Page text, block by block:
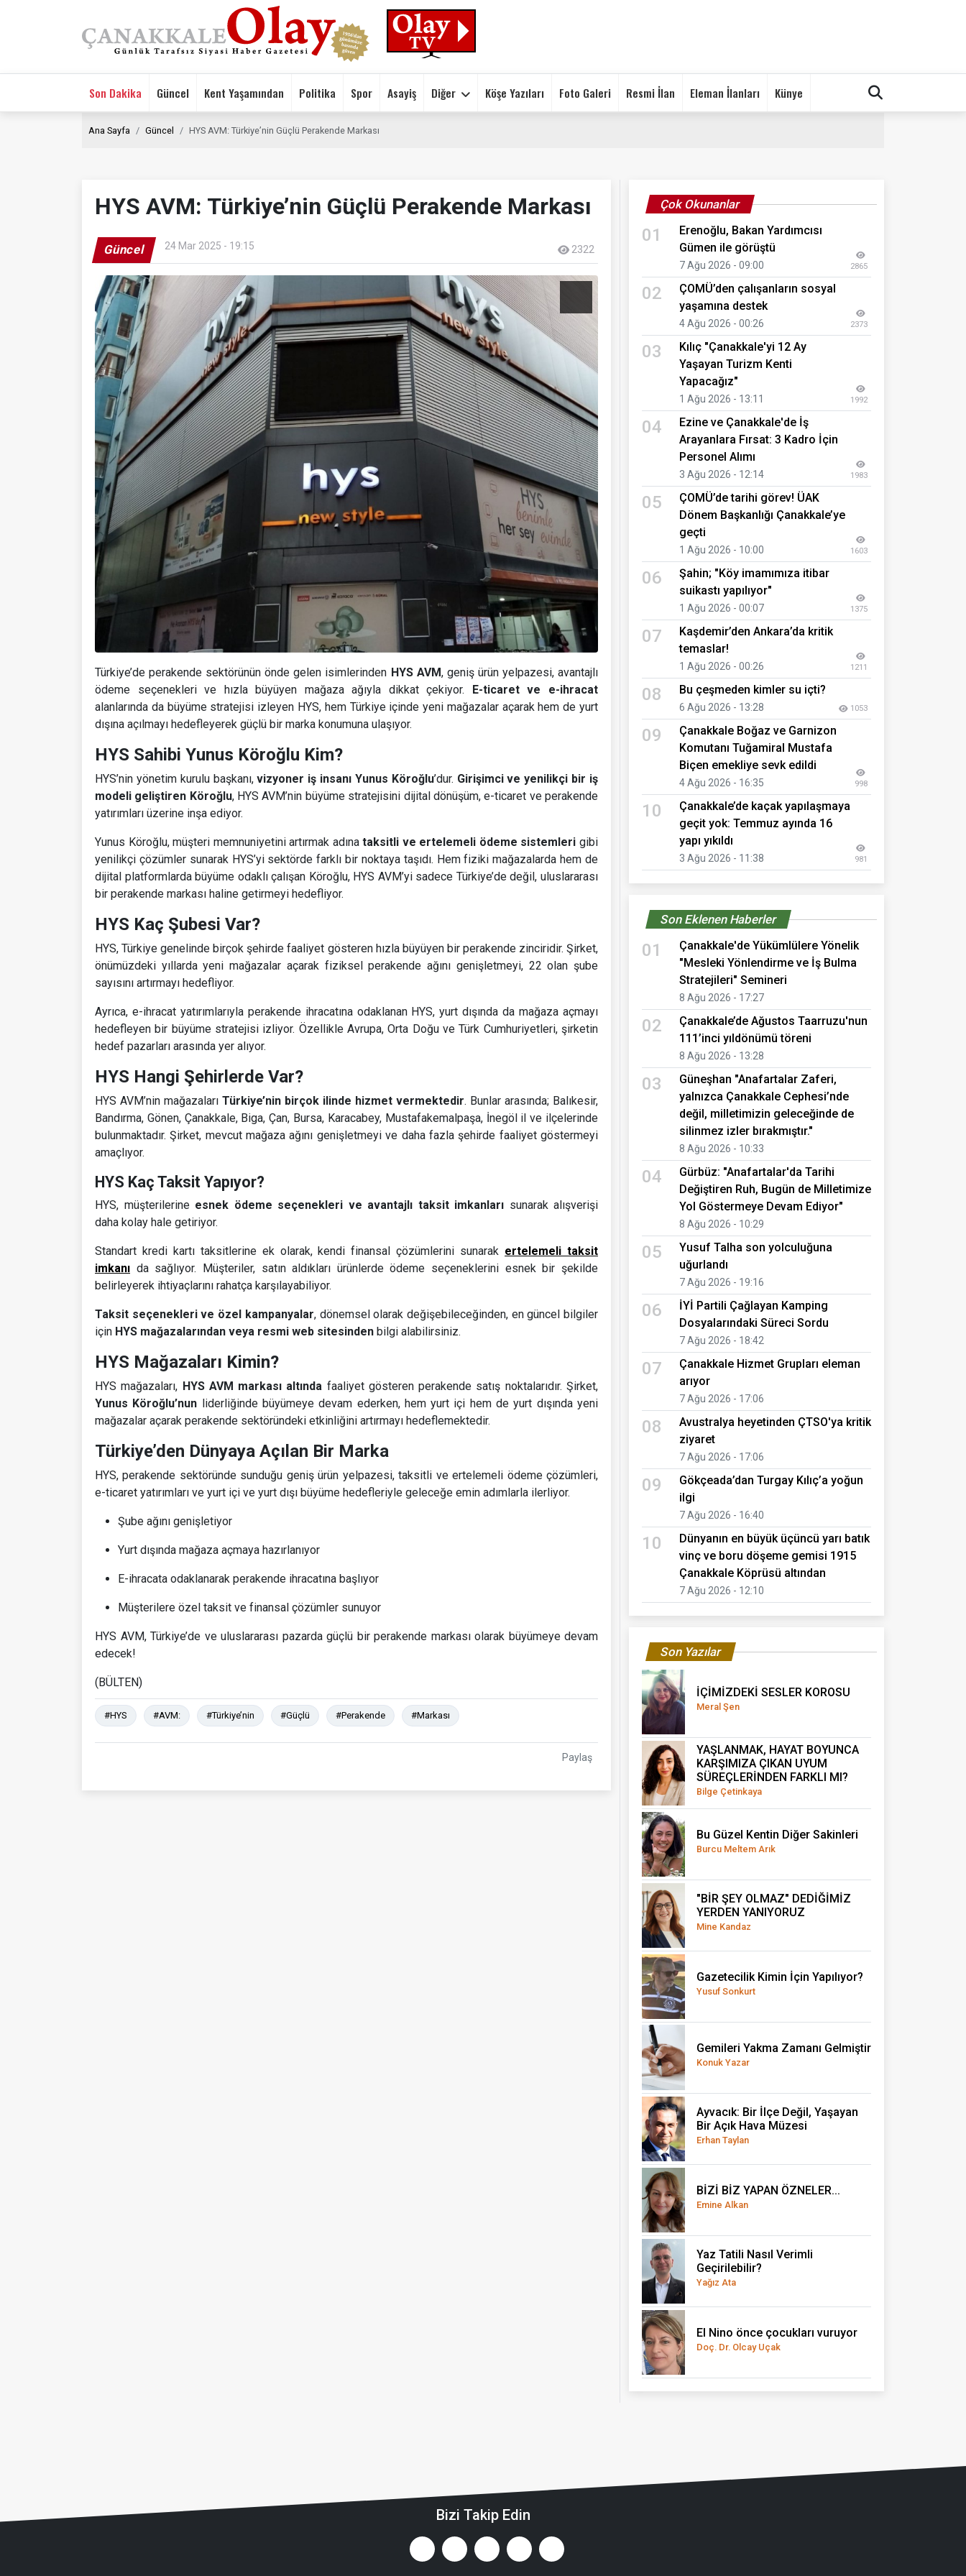
Son Dakika Güncel Kent Yaşamından Politika Spor Asayiş Diğer Köşe Yazıları Foto Galeri Resmi İlan Eleman İlanları Künye
Ana Sayfa Güncel HYS AVM: Türkiye’nin Güçlü Perakende Markası
HYS AVM: Türkiye’nin Güçlü Perakende Markası
Güncel 24 Mar 2025 - 19:15 2322
Türkiye’de perakende sektörünün önde gelen isimlerinden HYS AVM, geniş ürün yelpazesi, avantajlı
ödeme seçenekleri ve hızla büyüyen mağaza ağıyla dikkat çekiyor. E-ticaret ve e-ihracat
alanlarında da büyüme stratejisi izleyen HYS, hem Türkiye içinde yeni mağazalar açarak hem de yurt
dışına açılmayı hedefleyerek güçlü bir marka konumuna ulaşıyor.
HYS Sahibi Yunus Köroğlu Kim?
HYS’nin yönetim kurulu başkanı,vizyoner iş insanı Yunus Köroğlu’dur. Girişimci ve yenilikçi bir iş
modeli geliştiren Köroğlu, HYS AVM’nin büyüme stratejisini dijital dönüşüm, e-ticaret ve perakende
yatırımları üzerine inşa ediyor.
Yunus Köroğlu, müşteri memnuniyetini artırmak adınataksitli ve ertelemeli ödeme sistemleri gibi
yenilikçi çözümler sunarak HYS’yi sektörde farklı bir noktaya taşıdı. Hem fiziki mağazalarda hem de
dijital platformlarda büyüme odaklı çalışan Köroğlu, HYS AVM’yi sadece Türkiye’de değil, uluslararası
bir perakende markası haline getirmeyi hedefliyor.
HYS Kaç Şubesi Var?
HYS, Türkiye genelinde birçok şehirde faaliyet gösteren hızla büyüyen bir perakende zinciridir. Şirket,
önümüzdeki yıllarda yeni mağazalar açarak fiziksel perakende ağını genişletmeyi, 22 olan şube
sayısını artırmayı hedefliyor.
Ayrıca, e-ihracat yatırımlarıyla perakende ihracatına odaklanan HYS, yurt dışında da mağaza açmayı
hedefleyen bir büyüme stratejisi izliyor. Özellikle Avrupa, Orta Doğu ve Türk Cumhuriyetleri, şirketin
hedef pazarları arasında yer alıyor.
HYS Hangi Şehirlerde Var?
HYS AVM’nin mağazaları Türkiye’nin birçok ilinde hizmet vermektedir. Bunlar arasında; Balıkesir,
Bandırma, Gönen, Çanakkale, Biga, Çan, Bursa, Karacabey, Mustafakemalpaşa, İnegöl il ve ilçelerinde
bulunmaktadır. Şirket, mevcut mağaza ağını genişletmeyi ve daha fazla şehirde faaliyet göstermeyi
amaçlıyor.
HYS Kaç Taksit Yapıyor?
HYS, müşterilerine esnek ödeme seçenekleri ve avantajlı taksit imkanları sunarak alışverişi
daha kolay hale getiriyor.
Standart kredi kartı taksitlerine ek olarak, kendi finansal çözümlerini sunarak ertelemeli taksit
imkanı da sağlıyor. Müşteriler, satın aldıkları ürünlerde ödeme seçeneklerini esnek bir şekilde
belirleyerek ihtiyaçlarını rahatça karşılayabiliyor.
Taksit seçenekleri ve özel kampanyalar, dönemsel olarak değişebileceğinden, en güncel bilgiler
için HYS mağazalarından veya resmi web sitesinden bilgi alabilirsiniz.
HYS Mağazaları Kimin?
HYS mağazaları, HYS AVM markası altında faaliyet gösteren perakende satış noktalarıdır. Şirket,
Yunus Köroğlu’nun liderliğinde büyümeye devam ederken, hem yurt içi hem de yurt dışında yeni
mağazalar açarak perakende sektöründeki etkinliğini artırmayı hedeflemektedir.
Türkiye’den Dünyaya Açılan Bir Marka
HYS, perakende sektöründe sunduğu geniş ürün yelpazesi, taksitli ve ertelemeli ödeme çözümleri,
e-ticaret yatırımları ve yurt içi ve yurt dışı büyüme hedefleriyle geleceğe emin adımlarla ilerliyor.
Şube ağını genişletiyor
Yurt dışında mağaza açmaya hazırlanıyor
E-ihracata odaklanarak perakende ihracatına başlıyor
Müşterilere özel taksit ve finansal çözümler sunuyor
HYS AVM, Türkiye’de ve uluslararası pazarda güçlü bir perakende markası olarak büyümeye devam
edecek!
(BÜLTEN)
#HYS #AVM: #Türkiye’nin #Güçlü #Perakende #Markası
Paylaş
Çok Okunanlar
01
Erenoğlu, Bakan Yardımcısı
Gümen ile görüştü
7 Ağu 2026 - 09:00 2865
02
ÇOMÜ’den çalışanların sosyal
yaşamına destek
4 Ağu 2026 - 00:26 2373
03
Kılıç "Çanakkale'yi 12 Ay
Yaşayan Turizm Kenti
Yapacağız"
1 Ağu 2026 - 13:11 1992
04
Ezine ve Çanakkale'de İş
Arayanlara Fırsat: 3 Kadro İçin
Personel Alımı
3 Ağu 2026 - 12:14 1983
05
ÇOMÜ’de tarihi görev! ÜAK
Dönem Başkanlığı Çanakkale’ye
geçti
1 Ağu 2026 - 10:00 1603
06
Şahin; "Köy imamımıza itibar
suikastı yapılıyor"
1 Ağu 2026 - 00:07 1375
07
Kaşdemir’den Ankara’da kritik
temaslar!
1 Ağu 2026 - 00:26 1211
08 Bu çeşmeden kimler su içti?
6 Ağu 2026 - 13:28 1053
09
Çanakkale Boğaz ve Garnizon
Komutanı Tuğamiral Mustafa
Biçen emekliye sevk edildi
4 Ağu 2026 - 16:35 998
10
Çanakkale’de kaçak yapılaşmaya
geçit yok: Temmuz ayında 16
yapı yıkıldı
3 Ağu 2026 - 11:38 981
Son Eklenen Haberler
01
Çanakkale'de Yükümlülere Yönelik
"Mesleki Yönlendirme ve İş Bulma
Stratejileri" Semineri
8 Ağu 2026 - 17:27
02
Çanakkale’de Ağustos Taarruzu'nun
111’inci yıldönümü töreni
8 Ağu 2026 - 13:28
03
Güneşhan "Anafartalar Zaferi,
yalnızca Çanakkale Cephesi’nde
değil, milletimizin geleceğinde de
silinmez izler bırakmıştır."
8 Ağu 2026 - 10:33
04
Gürbüz: "Anafartalar'da Tarihi
Değiştiren Ruh, Bugün de Milletimize
Yol Göstermeye Devam Ediyor"
8 Ağu 2026 - 10:29
05
Yusuf Talha son yolculuğuna
uğurlandı
7 Ağu 2026 - 19:16
06
İYİ Partili Çağlayan Kamping
Dosyalarındaki Süreci Sordu
7 Ağu 2026 - 18:42
07
Çanakkale Hizmet Grupları eleman
arıyor
7 Ağu 2026 - 17:06
08
Avustralya heyetinden ÇTSO'ya kritik
ziyaret
7 Ağu 2026 - 17:06
09
Gökçeada’dan Turgay Kılıç’a yoğun
ilgi
7 Ağu 2026 - 16:40
10
Dünyanın en büyük üçüncü yarı batık
vinç ve boru döşeme gemisi 1915
Çanakkale Köprüsü altından
7 Ağu 2026 - 12:10
Son Yazılar
İÇİMİZDEKİ SESLER KOROSU
Meral Şen
YAŞLANMAK, HAYAT BOYUNCA
KARŞIMIZA ÇIKAN UYUM
SÜREÇLERİNDEN FARKLI MI?
Bilge Çetinkaya
Bu Güzel Kentin Diğer Sakinleri
Burcu Meltem Arık
"BİR ŞEY OLMAZ" DEDİĞİMİZ
YERDEN YANIYORUZ
Mine Kandaz
Gazetecilik Kimin İçin Yapılıyor?
Yusuf Sonkurt
Gemileri Yakma Zamanı Gelmiştir
Konuk Yazar
Ayvacık: Bir İlçe Değil, Yaşayan
Bir Açık Hava Müzesi
Erhan Taylan
BİZİ BİZ YAPAN ÖZNELER...
Emine Alkan
Yaz Tatili Nasıl Verimli
Geçirilebilir?
Yağız Ata
El Nino önce çocukları vuruyor
Doç. Dr. Olcay Uçak
Bizi Takip Edin